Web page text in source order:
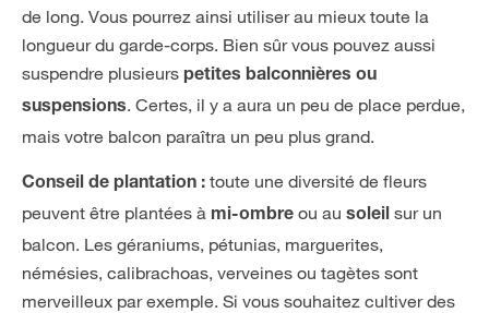
de long. Vous pourrez ainsi utiliser au mieux toute la
longueur du garde-corps. Bien sûr vous pouvez aussi
suspendre plusieurs petites balconnières ou
suspensions. Certes, il y a aura un peu de place perdue,
mais votre balcon paraîtra un peu plus grand.
Conseil de plantation : toute une diversité de fleurs
peuvent être plantées à mi-ombre ou au soleil sur un
balcon. Les géraniums, pétunias, marguerites,
némésies, calibrachoas, verveines ou tagètes sont
merveilleux par exemple. Si vous souhaitez cultiver des